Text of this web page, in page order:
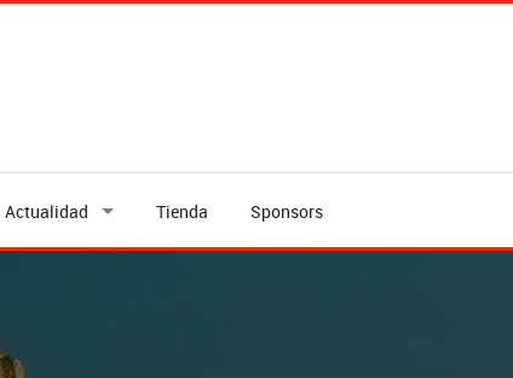
Actualidad Tienda Sponsors